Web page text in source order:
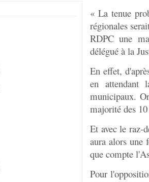
« La tenue
régionales
RDPC une
délégué à la
En effet,
en attendant
municipaux.
majorité des
Et avec le raz-
aura alors une
que compte
Pour